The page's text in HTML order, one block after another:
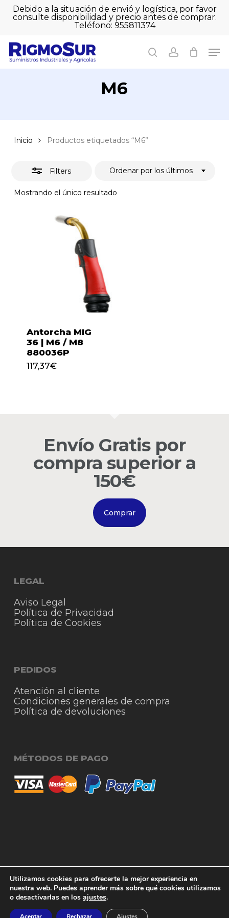
SkipDebido a la situación de envió y logística, por favor
consulte disponibilidad y precio antes de comprar.
Teléfono: 955811374
searchaccount
Cart Close
carrito.
Go to shop
Subtotal: 0,00
Ver carrito
M6
Inicio Productos etiquetados “M6”
Filters
Mostrando el único resultado
Ordenar por los últimos
Close
Antorcha MIG
36 | M6 / M8
880036P
117,37€
117,37
Envío Gratis por
compra superior a
150€
Comprar
LEGAL
Aviso Legal
Política de Privacidad
Política de Cookies
PEDIDOS
Atención al cliente
Condiciones generales de compra
Política de devoluciones
MÉTODOS DE PAGO
© 2026 RigmoSur. Proyecto realizado por Grado
Creativo Agencia de Publicidad
facebookinstagramwhatsappphone
Utilizamos cookies para ofrecerte la mejor experiencia en
nuestra web. Puedes aprender más sobre qué cookies utilizamos
o desactivarlas en los ajustes.